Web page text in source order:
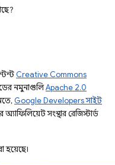
Creative Commons
নমুনাগুলিApache 2.0
Google Developers সাইট
সংস্থার রেজিস্টার্ড